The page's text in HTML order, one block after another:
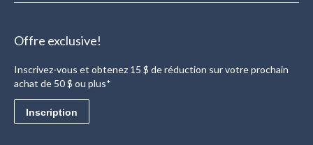
Offre exclusive!
Inscrivez-vous et obtenez 15 $ de réduction sur votre prochain
achat de 50 $ ou plus*
Inscription